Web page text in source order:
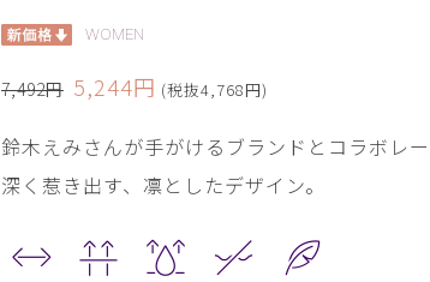
WOMEN
7,492円 5,244円 (税抜4,768円)
鈴木えみさんが手がけるブランドとコラボレ
深く惹き出す、凛としたデザイン。